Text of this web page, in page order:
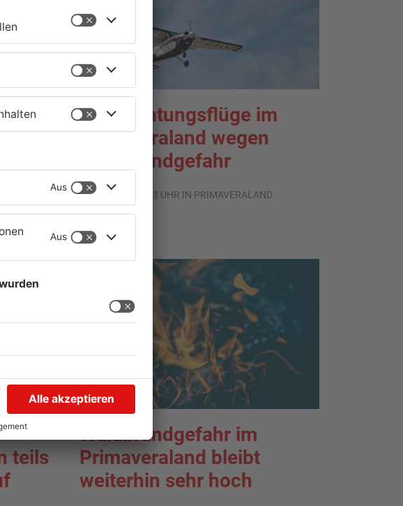
Beobachtungsflüge im
Primaveraland wegen
Waldbrandgefahr
08.08.2026, 09:33 UHR IN PRIMAVERALAND
teils
Waldbrandgefahr im
Primaveraland bleibt
weiterhin sehr hoch